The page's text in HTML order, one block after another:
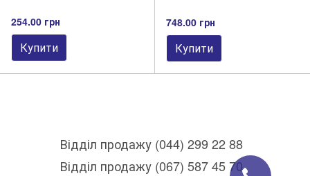
254.00 грн
Купити
748.00 грн
Купити
Відділ продажу (044) 299 22 88
Відділ продажу (067) 587 45 70